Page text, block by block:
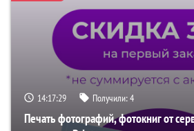
14:17:28 Получили:4
Печать фотографий, фотокниг от